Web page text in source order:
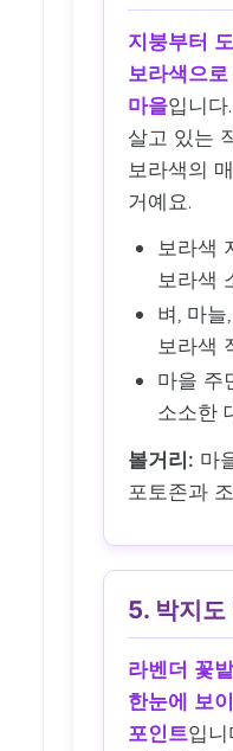
지붕부터
보라색으
마을입니다
살고 있는
보라색의
거예요.
보라색
보라색
벼, 마
보라색
마을 주
소소한
볼거리: 마
포토존과
5. 박지도
라벤더 꽃
한눈에 보
포인트입니